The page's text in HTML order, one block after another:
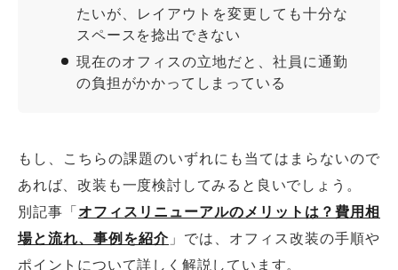
たいが、レイアウトを変更しても十分な
スペースを捻出できない
現在のオフィスの立地だと、社員に通勤
の負担がかかってしまっている
もし、こちらの課題のいずれにも当てはまらないので
あれば、改装も一度検討してみると良いでしょう。
別記事「オフィスリニューアルのメリットは？費用相
場と流れ、事例を紹介 」では、オフィス改装の手順や
ポイントについて詳しく解説しています。